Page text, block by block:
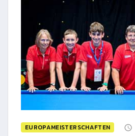
EUROPAMEISTERSCHAFTEN